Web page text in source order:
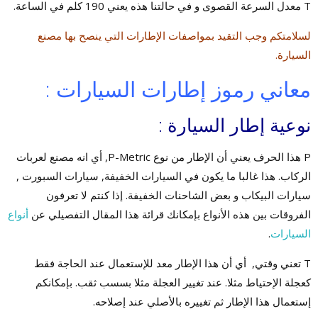
T معدل السرعة القصوى و في حالتنا هذه يعني 190 كلم في الساعة.
لسلامتكم وجب التقيد بمواصفات الإطارات التي ينصح بها مصنع
السيارة.
معاني رموز إطارات السيارات :
نوعية إطار السيارة :
P هذا الحرف يعني أن الإطار من نوع P-Metric, أي انه مصنع لعربات
الركاب. هذا غالبا ما يكون في السيارات الخفيفة, سيارات السبورت ,
سيارات البيكاب و بعض الشاحنات الخفيفة. إذا كنتم لا تعرفون
الفروقات بين هذه الأنواع بإمكانك قرائة هذا المقال التفصيلي عن أنواع
السيارات.
T تعني وقتي, أي أن هذا الإطار معد للإستعمال عند الحاجة فقط
كعجلة الإحتياط مثلا. عند تغيير العجلة مثلا بسسب ثقب. بإمكانكم
إستعمال هذا الإطار ثم تغييره بالأصلي عند إصلاحه.